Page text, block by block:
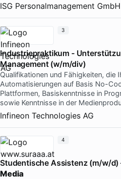
ISG Personalmanagement GmbH
Industriepraktikum -
Management (w/m/div)
Qualifikationen und Fähigkeiten, die
Automatisierungen auf Basis No-
Plattformen, Basiskenntnisse in
sowie Kenntnisse in der
Infineon Technologies AG
3
Studentische Assistenz (m/w/d)
Media
4